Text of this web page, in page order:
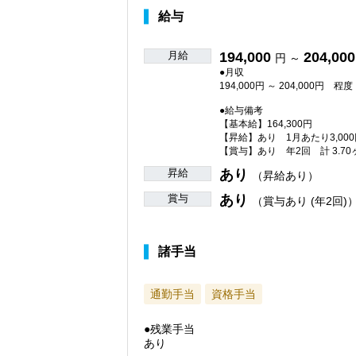
給与
月給 194,000 円 ～ 204,000
●月収
194,000円 ～ 204,000円 程度
●給与備考
【基本給】164,300円
【昇給】あり 1月あたり
【賞与】あり 年2回 計 3.70
昇給 あり （昇給あり）
賞与 あり （賞与あり (年2回)）
諸手当
通勤手当 資格手当
●残業手当
あり